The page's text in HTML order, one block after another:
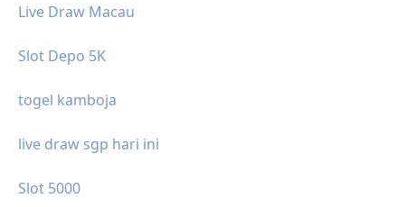
Live Draw Macau
Slot Depo 5K
togel kamboja
live draw sgp hari ini
Slot 5000